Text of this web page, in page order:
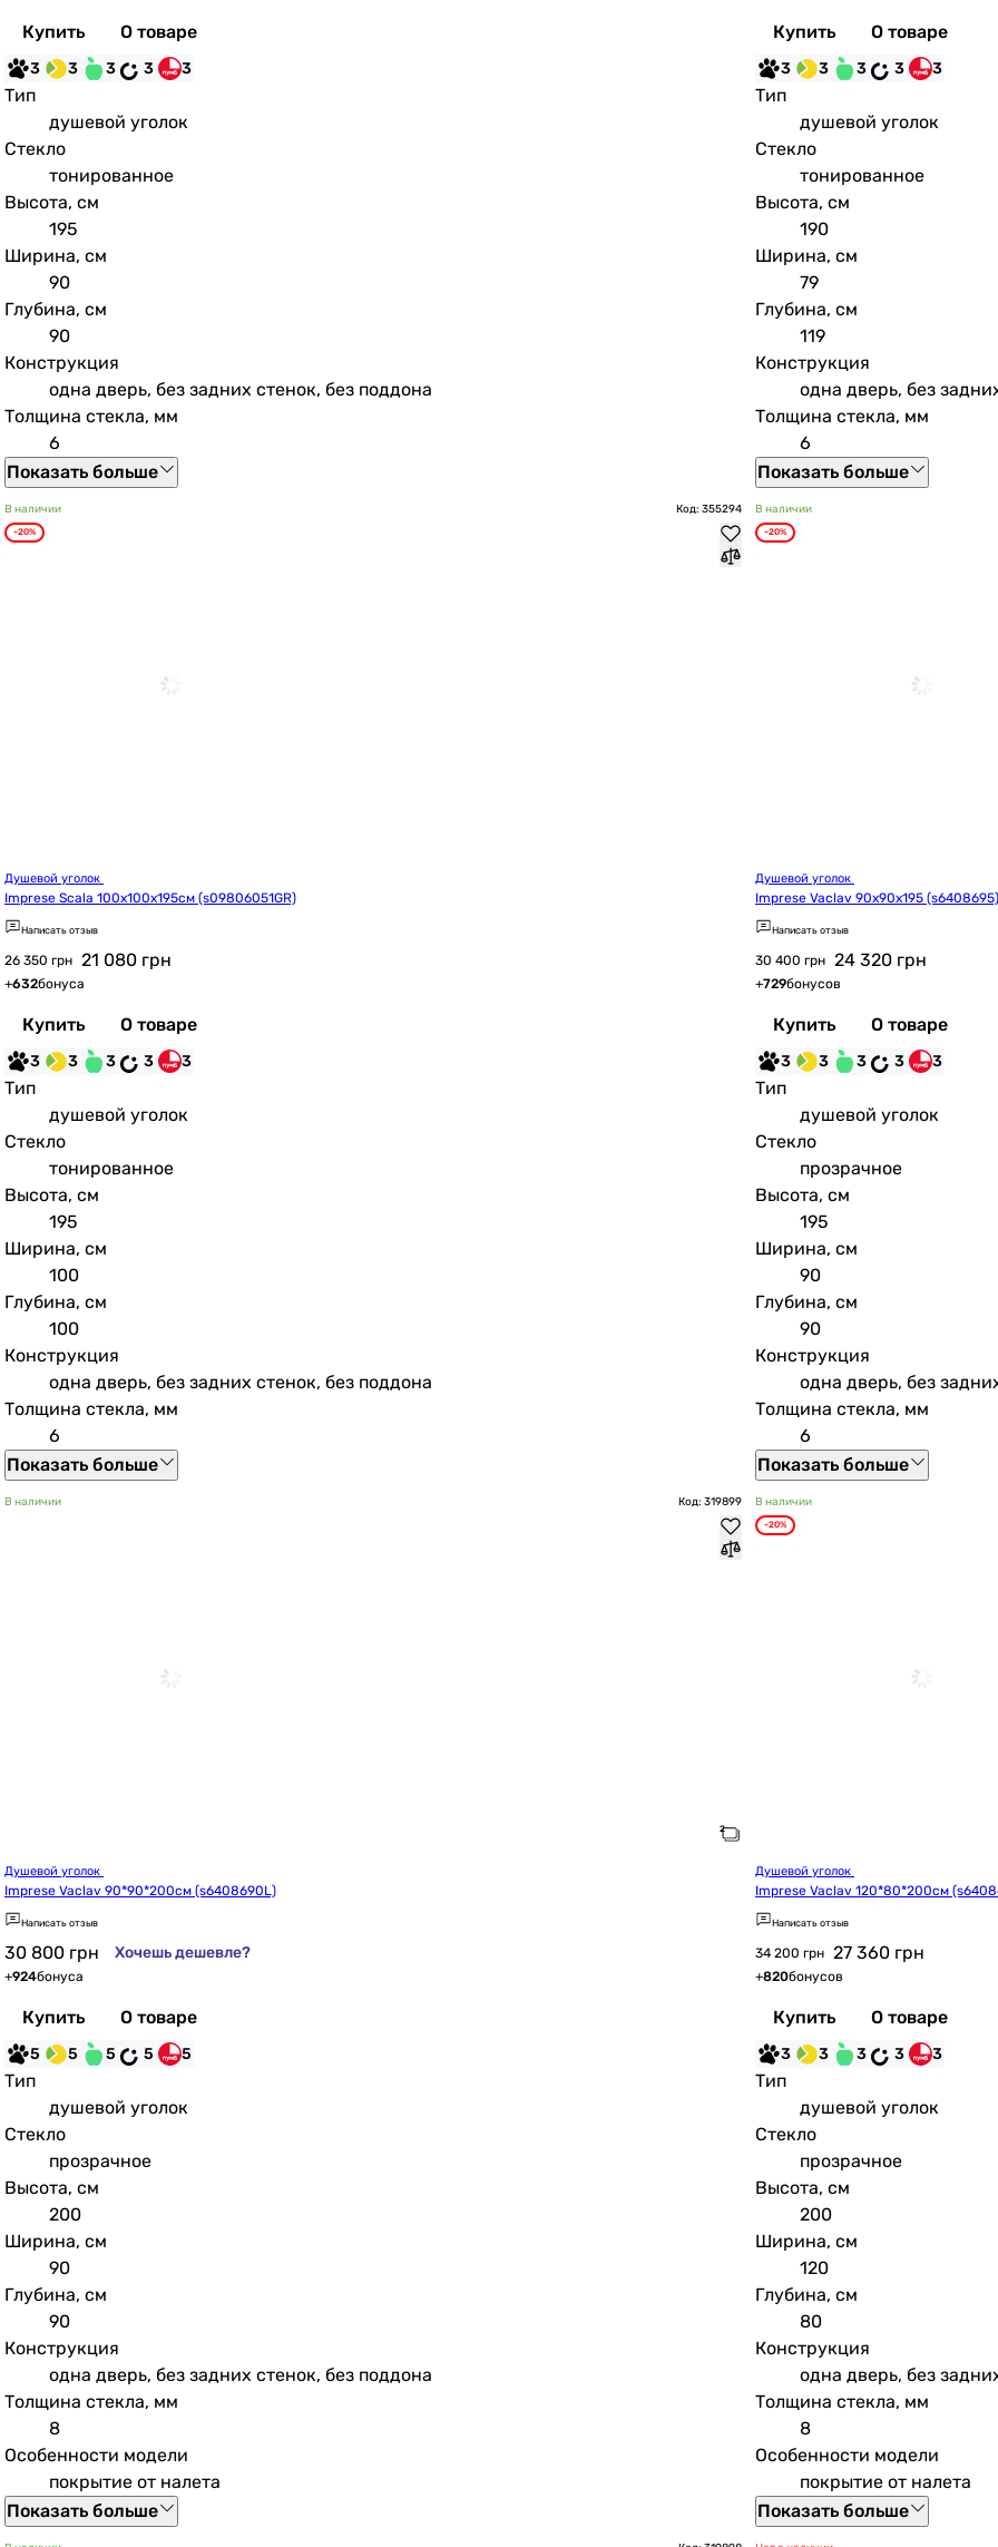
Купить О товаре
3 3 3 3 3
Тип
душевой уголок
Стекло
тонированное
Высота, см
195
Ширина, см
90
Глубина, см
90
Конструкция
одна дверь, без задних стенок, без поддона
Толщина стекла, мм
6
Показать больше
Купить О товаре
3 3 3 3 3
Тип
душевой уголок
Стекло
тонированное
Высота, см
190
Ширина, см
79
Глубина, см
119
Конструкция
одна дверь, без
Толщина стекла, мм
6
Показать больше
В наличии Код: 355294
-20%
Imprese Scala 100x100x195см (s09806051GR)
Написать отзыв
26 350 грн 21 080 грн
+632бонуса
Купить О товаре
3 3 3 3 3
Тип
душевой уголок
Стекло
тонированное
Высота, см
195
Ширина, см
100
Глубина, см
100
Конструкция
одна дверь, без задних стенок, без поддона
Толщина стекла, мм
6
Показать больше
В наличии
-20%
Imprese Vaclav 90x90x195 (s6408695)
Написать отзыв
30 400 грн 24 320 грн
+729бонусов
Купить О товаре
3 3 3 3 3
Тип
душевой уголок
Стекло
прозрачное
Высота, см
195
Ширина, см
90
Глубина, см
90
Конструкция
одна дверь, без
Толщина стекла, мм
6
Показать больше
В наличии Код: 319899
Imprese Vaclav 90*90*200см (s6408690L)
Написать отзыв
30 800 грн Хочешь дешевле?
+924бонуса
Купить О товаре
5 5 5 5 5
Тип
душевой уголок
Стекло
прозрачное
Высота, см
200
Ширина, см
90
Глубина, см
90
Конструкция
одна дверь, без задних стенок, без поддона
Толщина стекла, мм
8
Особенности модели
покрытие от налета
Показать больше
В наличии
-20%
Imprese Vaclav 120*80*200см
Написать отзыв
34 200 грн 27 360 грн
+820бонусов
Купить О товаре
3 3 3 3 3
Тип
душевой уголок
Стекло
прозрачное
Высота, см
200
Ширина, см
120
Глубина, см
80
Конструкция
одна дверь, без
Толщина стекла, мм
8
Особенности модели
покрытие от налета
Показать больше